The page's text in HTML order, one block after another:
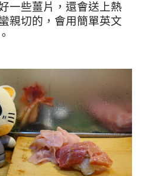
一些薑片，還會送上熱
親切的，會用簡單英文